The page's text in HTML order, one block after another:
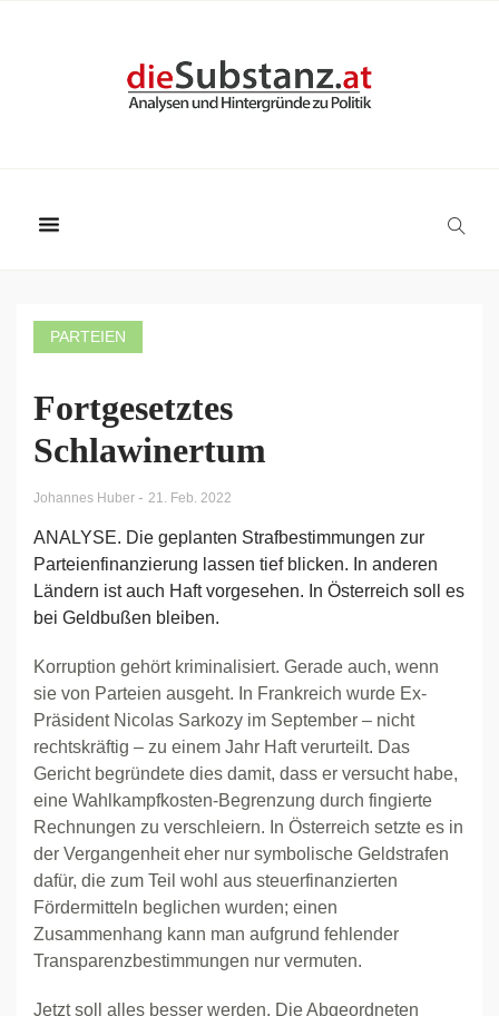
PARTEIEN
Fortgesetztes
Schlawinertum
Johannes Huber - 21. Feb. 2022
ANALYSE. Die geplanten Strafbestimmungen zur
Parteienfinanzierung lassen tief blicken. In anderen
Ländern ist auch Haft vorgesehen. In Österreich soll es
bei Geldbußen bleiben.
Korruption gehört kriminalisiert. Gerade auch, wenn
sie von Parteien ausgeht. In Frankreich wurde Ex-
Präsident Nicolas Sarkozy im September – nicht
rechtskräftig – zu einem Jahr Haft verurteilt. Das
Gericht begründete dies damit, dass er versucht habe,
eine Wahlkampfkosten-Begrenzung durch fingierte
Rechnungen zu verschleiern. In Österreich setzte es in
der Vergangenheit eher nur symbolische Geldstrafen
dafür, die zum Teil wohl aus steuerfinanzierten
Fördermitteln beglichen wurden; einen
Zusammenhang kann man aufgrund fehlender
Transparenzbestimmungen nur vermuten.
Jetzt soll alles besser werden. Die Abgeordneten